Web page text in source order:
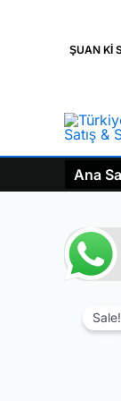
ŞUAN Kİ
Ana
Sale!